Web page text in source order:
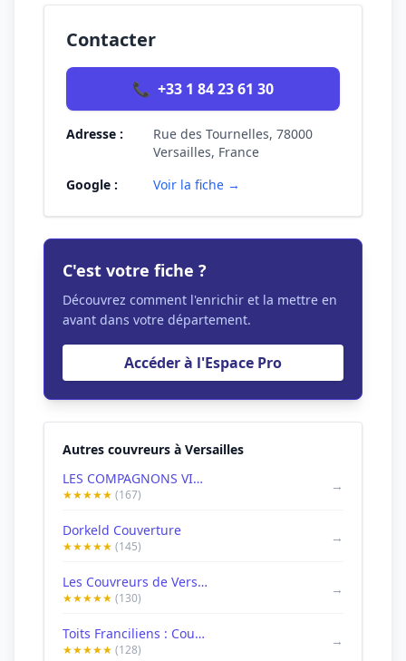
Contacter
📞 +33 1 84 23 61 30
Adresse :
Rue des Tournelles, 78000
Versailles, France
Google :
Voir la fiche →
C'est votre fiche ?
Découvrez comment l'enrichir et la mettre en
avant dans votre département.
Accéder à l'Espace Pro
Autres couvreurs à Versailles
LES COMPAGNONS VICTOR TOITURE - Couvreur Versailles
★★★★★ (167)
→
Dorkeld Couverture
★★★★★ (145)
→
Les Couvreurs de Versailles
★★★★★ (130)
→
Toits Franciliens : Couvreur Versailles
★★★★★ (128)
→